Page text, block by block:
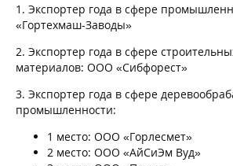
1. Экспортер года в сфере
«Гортехмаш-Заводы»
2. Экспортер года в сфере
материалов: ООО «Сибфорест»
3. Экспортер года в сфере
промышленности:
1 место: ООО «Горлесмет»
2 место: ООО «АйСиЭм Вуд»